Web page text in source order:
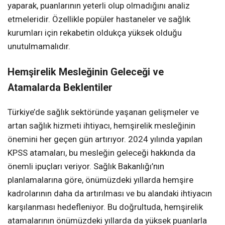
yaparak, puanlarının yeterli olup olmadığını analiz
etmeleridir. Özellikle popüler hastaneler ve sağlık
kurumları için rekabetin oldukça yüksek olduğu
unutulmamalıdır.
Hemşirelik Mesleğinin Geleceği ve
Atamalarda Beklentiler
Türkiye’de sağlık sektöründe yaşanan gelişmeler ve
artan sağlık hizmeti ihtiyacı, hemşirelik mesleğinin
önemini her geçen gün artırıyor. 2024 yılında yapılan
KPSS atamaları, bu mesleğin geleceği hakkında da
önemli ipuçları veriyor. Sağlık Bakanlığı’nın
planlamalarına göre, önümüzdeki yıllarda hemşire
kadrolarının daha da artırılması ve bu alandaki ihtiyacın
karşılanması hedefleniyor. Bu doğrultuda, hemşirelik
atamalarının önümüzdeki yıllarda da yüksek puanlarla